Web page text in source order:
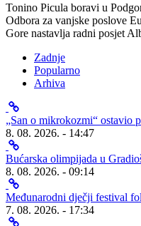
Tonino Picula boravi u
Odbora za vanjske poslove
Gore nastavlja radni posjet
Zadnje
Popularno
Arhiva
„San o mikrokozmi“ ostavio
8. 08. 2026. - 14:47
Bućarska olimpijada u
8. 08. 2026. - 09:14
Međunarodni dječji festival
7. 08. 2026. - 17:34